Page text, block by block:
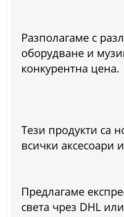
Разполагаме с
оборудване и
конкурентна цена.
Тези продукти са
всички аксесоари
Предлагаме
света чрез DHL